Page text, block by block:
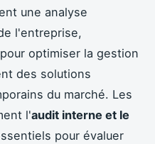
une analyse
l'entreprise,
optimiser la gestion
des solutions
du marché. Les
l'audit interne et le
pour évaluer